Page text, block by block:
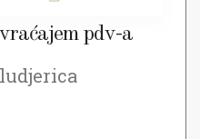
pdv-a